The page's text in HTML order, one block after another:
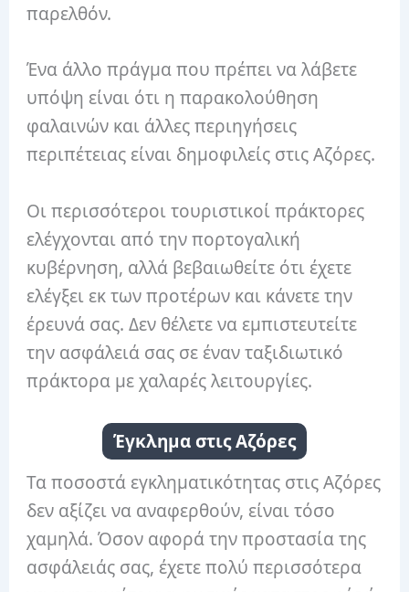
παρελθόν.
Ένα άλλο πράγμα που πρέπει να λάβετε
υπόψη είναι ότι η παρακολούθηση
φαλαινών και άλλες περιηγήσεις
περιπέτειας είναι δημοφιλείς στις Αζόρες.
Οι περισσότεροι τουριστικοί πράκτορες
ελέγχονται από την πορτογαλική
κυβέρνηση, αλλά βεβαιωθείτε ότι έχετε
ελέγξει εκ των προτέρων και κάνετε την
έρευνά σας. Δεν θέλετε να εμπιστευτείτε
την ασφάλειά σας σε έναν ταξιδιωτικό
πράκτορα με χαλαρές λειτουργίες.
Έγκλημα στις Αζόρες
Τα ποσοστά εγκληματικότητας στις Αζόρες
δεν αξίζει να αναφερθούν, είναι τόσο
χαμηλά. Όσον αφορά την προστασία της
ασφάλειάς σας, έχετε πολύ περισσότερα